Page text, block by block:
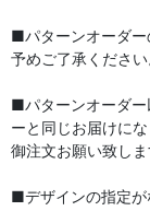
■パターンオーダー
予めご了承ください
■パターンオーダ
ーと同じお届けに
御注文お願い致しま
■デザインの指定